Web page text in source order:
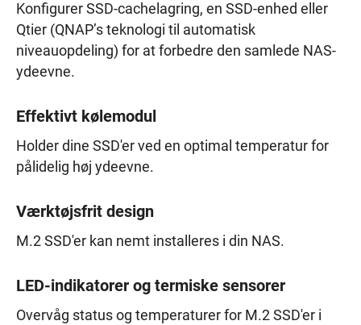
Konfigurer SSD-cachelagring, en SSD-enhed eller
Qtier (QNAP’s teknologi til automatisk
niveauopdeling) for at forbedre den samlede NAS-
ydeevne.
Effektivt kølemodul
Holder dine SSD'er ved en optimal temperatur for
pålidelig høj ydeevne.
Værktøjsfrit design
M.2 SSD'er kan nemt installeres i din NAS.
LED-indikatorer og termiske sensorer
Overvåg status og temperaturer for M.2 SSD'er i